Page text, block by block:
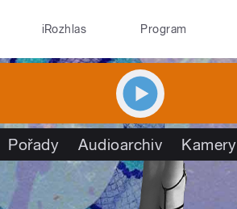
iRozhlas Program
Pořady Audioarchiv Kamery